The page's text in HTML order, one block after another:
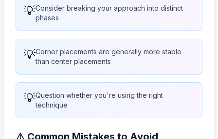
💡Consider breaking your approach into distinct
phases
💡Corner placements are generally more stable
than center placements
💡Question whether you're using the right
technique
⚠️ Common Mistakes to Avoid